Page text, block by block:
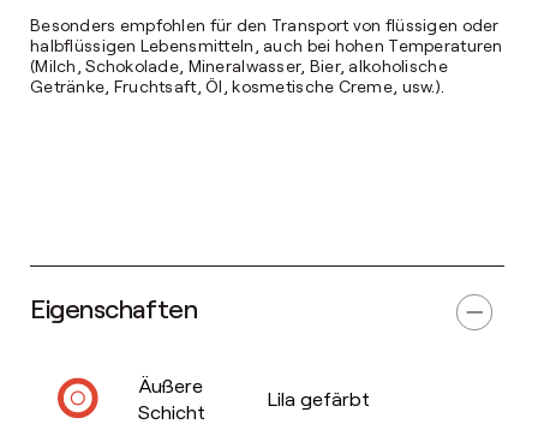
Besonders empfohlen für den Transport von flüssigen oder
halbflüssigen Lebensmitteln, auch bei hohen Temperaturen
(Milch, Schokolade, Mineralwasser, Bier, alkoholische
Getränke, Fruchtsaft, Öl, kosmetische Creme, usw.).
Eigenschaften
Äußere
Schicht
Lila gefärbt